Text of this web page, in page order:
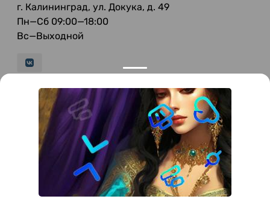
г. Калининград, ул. Докука, д. 49
Пн—Сб 09:00—18:00
Вс—Выходной
© 2026 LeFFAM — материалы для качественной
мягкой мебели
Получение и обработка персональных данных происходит в
соответствии с Федеральным законом от 27.07.2006 года №152-ФЗ
"О персональных данных", на условиях и для целей, определенных
Политикой конфиденциальности.
Все права защищены. Использование информации с сайта без
разрешения запрещено. Информация, указанная на сайте, не
является публичной офертой.
ООО "Мебель-Холл" ИНН: 3904613126 ОГРН: 1103925020517